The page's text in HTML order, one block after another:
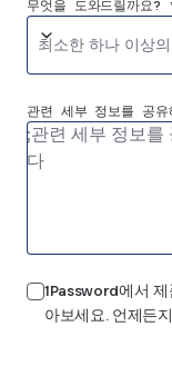
무엇을 도와드릴까요?
최소한 하나 이상
관련 세부 정보를 공
1Password에서
아보세요. 언제든지